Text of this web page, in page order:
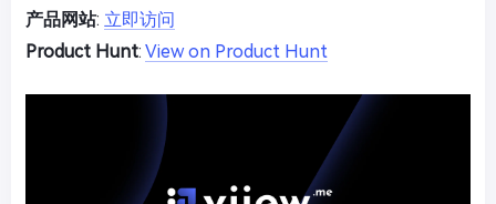
产品网站: 立即访问
Product Hunt: View on Product Hunt